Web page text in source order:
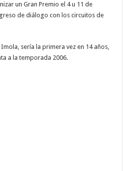
un Gran Premio el 4 u 11 de
de diálogo con los circuitos de
sería la primera vez en 14 años,
a la temporada 2006.